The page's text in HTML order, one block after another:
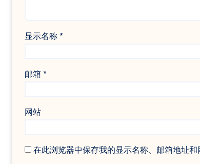
显示名称 *
邮箱 *
网站
在此浏览器中保存我的显示名称、邮箱地址和